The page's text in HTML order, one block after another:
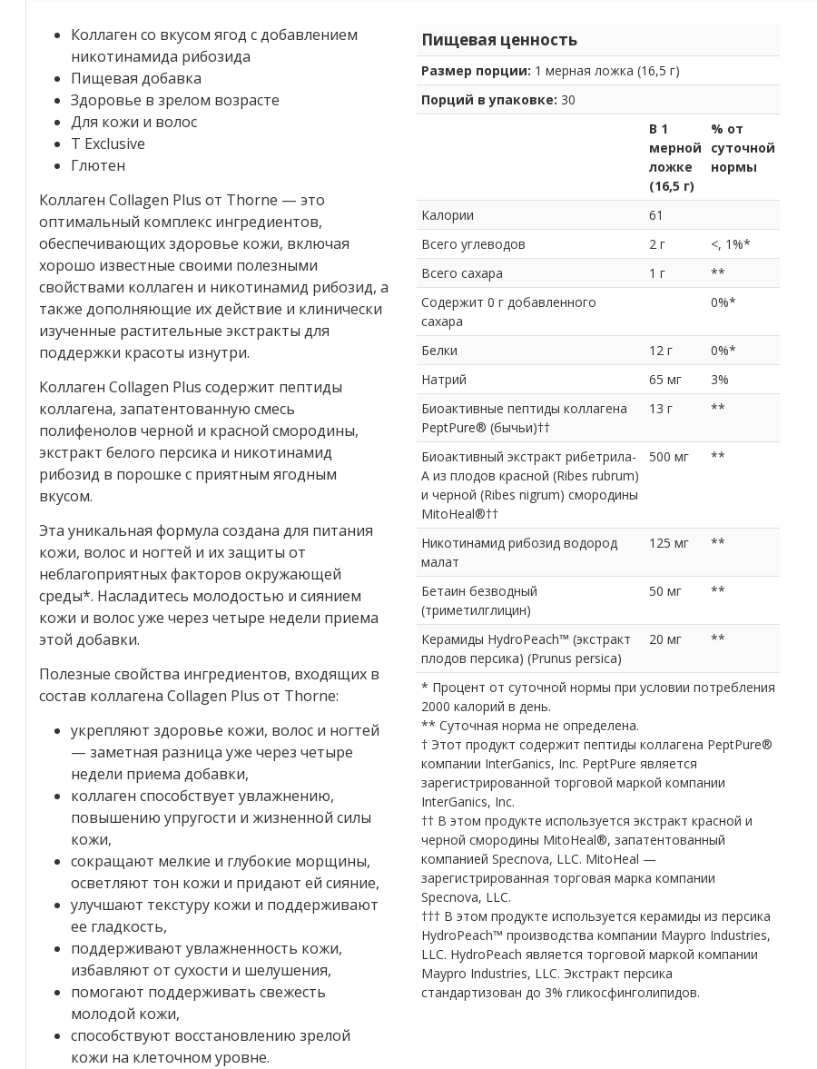
Пищевая ценность
Размер порции: 1 мерная ложка (16,5 г)
Порций в упаковке: 30
В 1
мерной
ложке
(16,5 г)
% от
суточной
нормы
Калории
61
Всего углеводов
2 г
<, 1%*
Всего сахара
1 г
**
Содержит 0 г добавленного
сахара
0%*
Белки 12 г
0%*
Натрий
65 мг
3%
Биоактивные пептиды коллагена
PeptPure® (бычьи)††
13 г **
Биоактивный экстракт рибетрила-
A из плодов красной (Ribes rubrum)
и черной (Ribes nigrum) смородины
MitoHeal®††
500 мг **
Никотинамид рибозид водород
малат
125 мг **
Бетаин безводный
(триметилглицин)
50 мг **
Керамиды HydroPeach™ (экстракт
плодов персика) (Prunus persica)
20 мг **
* Процент от суточной нормы при условии потребления
2000 калорий в день.
** Суточная норма не определена.
† Этот продукт содержит пептиды коллагена PeptPure®
компании InterGanics, Inc. PeptPure является
зарегистрированной торговой маркой компании
InterGanics, Inc.
†† В этом продукте используется экстракт красной и
черной смородины MitoHeal®, запатентованный
компанией Specnova, LLC. MitoHeal —
зарегистрированная торговая марка компании
Specnova, LLC.
††† В этом продукте используется керамиды из персика
HydroPeach™ производства компании Maypro Industries,
LLC. HydroPeach является торговой маркой компании
Maypro Industries, LLC. Экстракт персика
стандартизован до 3% гликосфинголипидов.
Коллаген со вкусом ягод с добавлением
никотинамида рибозида
Пищевая добавка
Здоровье в зрелом возрасте
Для кожи и волос
T Exclusive
Глютен
Коллаген Collagen Plus от Thorne — это
оптимальный комплекс ингредиентов,
обеспечивающих здоровье кожи, включая
хорошо известные своими полезными
свойствами коллаген и никотинамид рибозид, а
также дополняющие их действие и клинически
изученные растительные экстракты для
поддержки красоты изнутри.
Коллаген Collagen Plus содержит пептиды
коллагена, запатентованную смесь
полифенолов черной и красной смородины,
экстракт белого персика и никотинамид
рибозид в порошке с приятным ягодным
вкусом.
Эта уникальная формула создана для питания
кожи, волос и ногтей и их защиты от
неблагоприятных факторов окружающей
среды*. Насладитесь молодостью и сиянием
кожи и волос уже через четыре недели приема
этой добавки.
Полезные свойства ингредиентов, входящих в
состав коллагена Collagen Plus от Thorne:
укрепляют здоровье кожи, волос и ногтей
— заметная разница уже через четыре
недели приема добавки,
коллаген способствует увлажнению,
повышению упругости и жизненной силы
кожи,
сокращают мелкие и глубокие морщины,
осветляют тон кожи и придают ей сияние,
улучшают текстуру кожи и поддерживают
ее гладкость,
поддерживают увлажненность кожи,
избавляют от сухости и шелушения,
помогают поддерживать свежесть
молодой кожи,
способствуют восстановлению зрелой
кожи на клеточном уровне.